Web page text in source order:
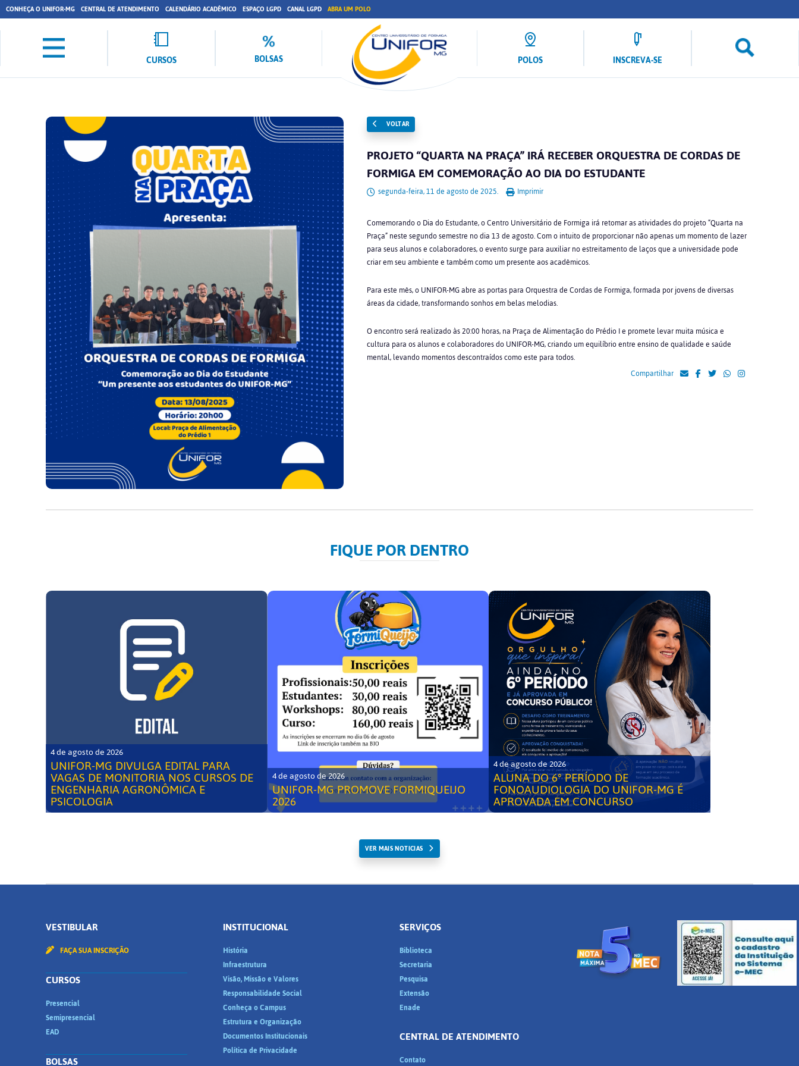
CONHEÇA O UNIFOR-MG CENTRAL DE ATENDIMENTO CALENDÁRIO ACADÊMICO ESPAÇO LGPD CANAL LGPD ABRA UM POLO
CURSOS BOLSAS POLOS INSCREVA-SE
VOLTAR
PROJETO “QUARTA NA PRAÇA” IRÁ RECEBER ORQUESTRA DE CORDAS DE
FORMIGA EM COMEMORAÇÃO AO DIA DO ESTUDANTE
segunda-feira, 11 de agosto de 2025. Imprimir
Comemorando o Dia do Estudante, o Centro Universitário de Formiga irá retomar as atividades do projeto “Quarta na
Praça” neste segundo semestre no dia 13 de agosto. Com o intuito de proporcionar não apenas um momento de lazer
para seus alunos e colaboradores, o evento surge para auxiliar no estreitamento de laços que a universidade pode
criar em seu ambiente e também como um presente aos acadêmicos.
Para este mês, o UNIFOR-MG abre as portas para Orquestra de Cordas de Formiga, formada por jovens de diversas
áreas da cidade, transformando sonhos em belas melodias.
O encontro será realizado às 20:00 horas, na Praça de Alimentação do Prédio I e promete levar muita música e
cultura para os alunos e colaboradores do UNIFOR-MG, criando umequilíbrio entre ensino de qualidade e saúde
mental, levando momentos descontraídos como este para todos.
Compartilhar
FIQUE POR DENTRO
4 de agosto de 2026
UNIFOR-MG DIVULGA EDITAL PARA
VAGAS DE MONITORIA NOS CURSOS DE
ENGENHARIA AGRONÔMICA E
PSICOLOGIA
4 de agosto de 2026
UNIFOR-MG PROMOVE FORMIQUEIJO
2026
4 de agosto de 2026
ALUNA DO 6° PERÍODO DE
FONOAUDIOLOGIA DO UNIFOR-MG É
APROVADA EM CONCURSO
VER MAIS NOTICIAS
VESTIBULAR
FAÇA SUA INSCRIÇÃO
CURSOS
Presencial
Semipresencial
EAD
BOLSAS
INSTITUCIONAL
História
Infraestrutura
Visão, Missão e Valores
Responsabilidade Social
Conheça o Campus
Estrutura e Organização
Documentos Institucionais
Política de Privacidade
SERVIÇOS
Biblioteca
Secretaria
Pesquisa
Extensão
Enade
CENTRAL DE ATENDIMENTO
Contato